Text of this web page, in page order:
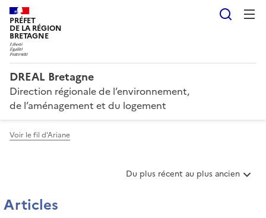
PRÉFET
DE LA RÉGION
BRETAGNE
DREAL Bretagne
Direction régionale de l’environnement,
de l’aménagement et du logement
Voir le fil d'Ariane
T
Du plus récent au plus ancien
Articles